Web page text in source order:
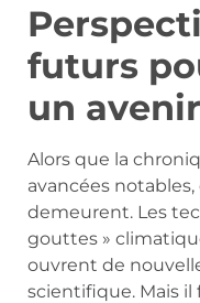
futurs
un
Alors que la
avancées
demeurent. Les
gouttes »
ouvrent de
scientifique. Mais